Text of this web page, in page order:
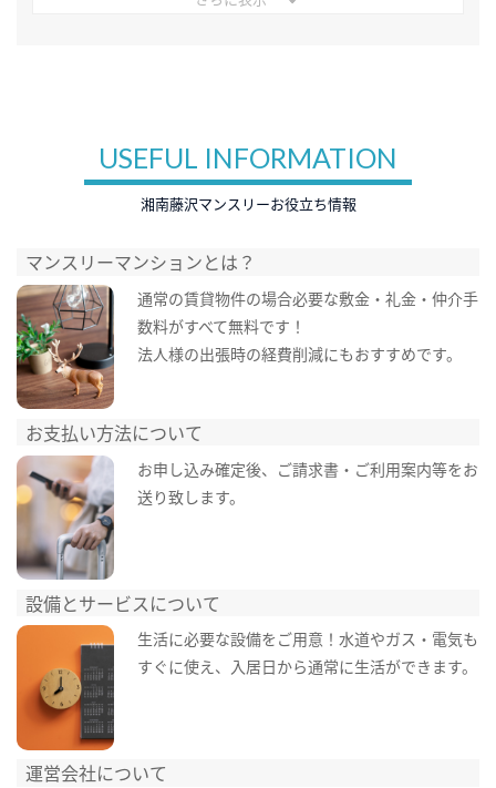
USEFUL INFORMATION
湘南藤沢マンスリーお役立ち情報
マンスリーマンションとは？
通常の賃貸物件の場合必要な敷金・礼金・仲介手
数料がすべて無料です！
法人様の出張時の経費削減にもおすすめです。
お支払い方法について
お申し込み確定後、ご請求書・ご利用案内等をお
送り致します。
設備とサービスについて
生活に必要な設備をご用意！水道やガス・電気も
すぐに使え、入居日から通常に生活ができます。
運営会社について